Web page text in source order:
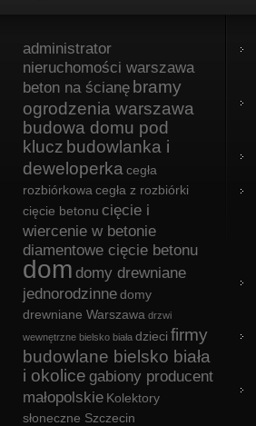
administrator
nieruchomości warszawa
beton na ścianę bramy
ogrodzenia warszawa
budowa domu pod
klucz budowlanka i
deweloperka cegła
rozbiórkowa cegła z rozbiórki
cięcie betonu cięcie i
wiercenie w betonie
diamentowe cięcie betonu
dom domy drewniane
jednorodzinnedomy
drewniane Warszawa drzwi
wewnętrzne bielsko biała dzieci firmy
budowlane bielsko biała
i okolice gabiony producent
małopolskie Kolektory
słoneczne Szczecin